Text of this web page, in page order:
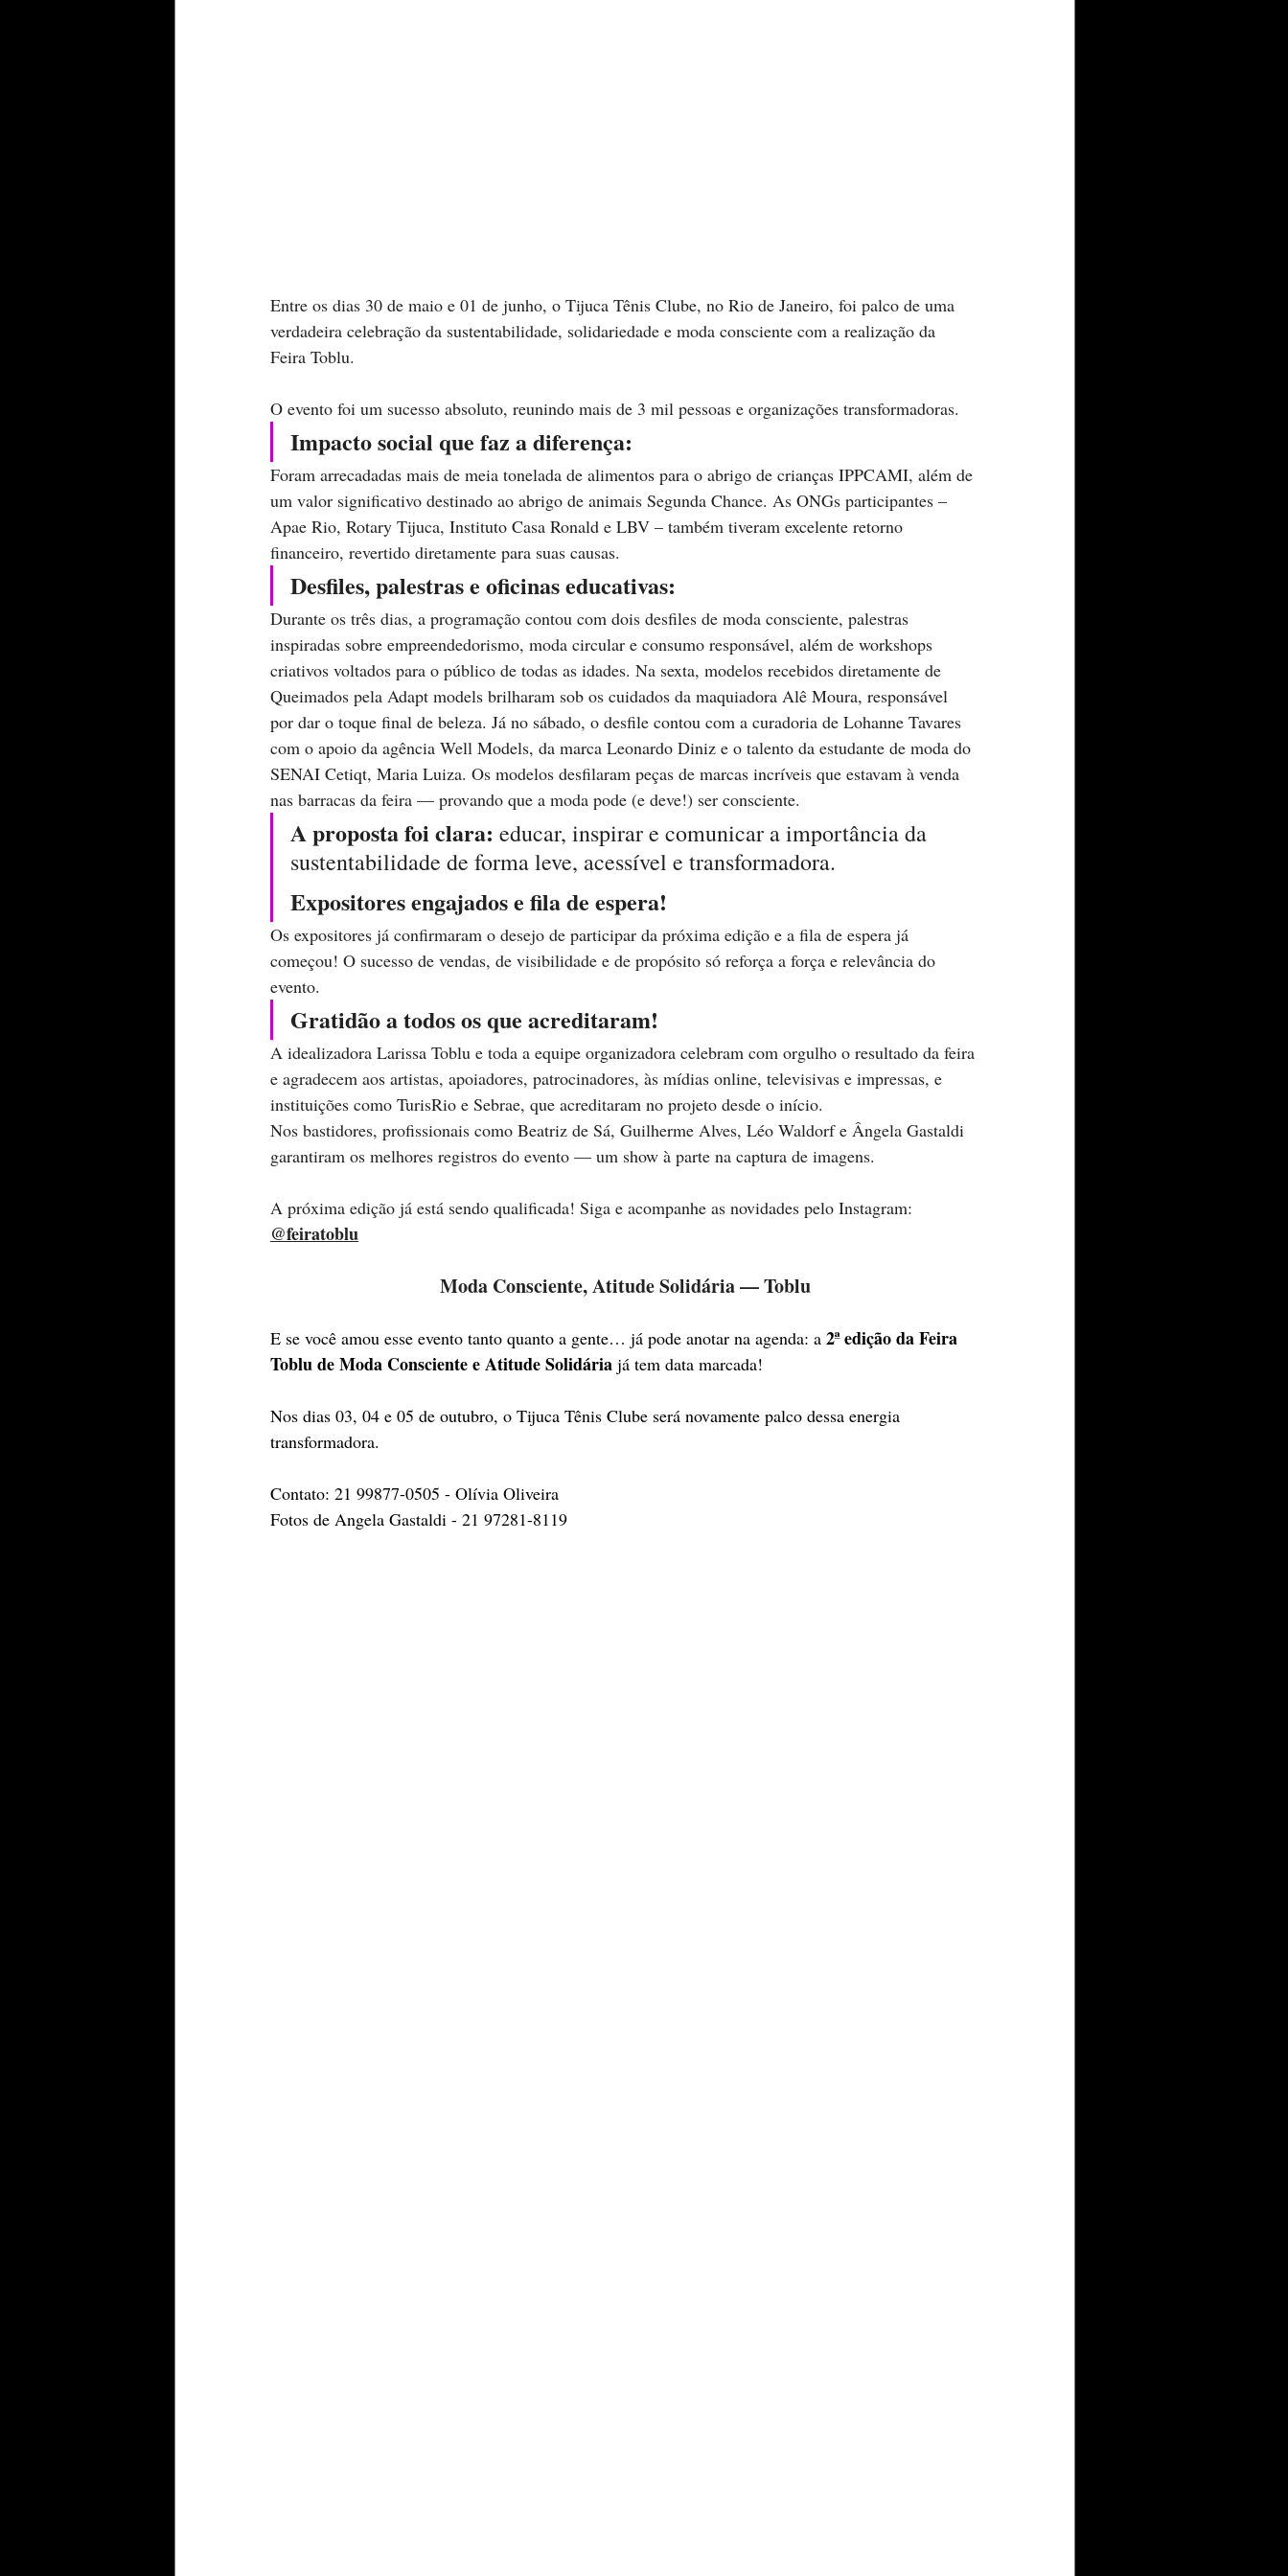
Entre os dias 30 de maio e 01 de junho, o Tijuca Tênis Clube, no Rio de Janeiro, foi palco de uma
verdadeira celebração da sustentabilidade, solidariedade e moda consciente com a realização da
Feira Toblu.
O evento foi um sucesso absoluto, reunindo mais de 3 mil pessoas e organizações transformadoras.
Impacto social que faz a diferença:
Foram arrecadadas mais de meia tonelada de alimentos para o abrigo de crianças IPPCAMI, além de
um valor significativo destinado ao abrigo de animais Segunda Chance. As ONGs participantes –
Apae Rio, Rotary Tijuca, Instituto Casa Ronald e LBV – também tiveram excelente retorno
financeiro, revertido diretamente para suas causas.
Desfiles, palestras e oficinas educativas:
Durante os três dias, a programação contou com dois desfiles de moda consciente, palestras
inspiradas sobre empreendedorismo, moda circular e consumo responsável, além de workshops
criativos voltados para o público de todas as idades. Na sexta, modelos recebidos diretamente de
Queimados pela Adapt models brilharam sob os cuidados da maquiadora Alê Moura, responsável
por dar o toque final de beleza. Já no sábado, o desfile contou com a curadoria de Lohanne Tavares
com o apoio da agência Well Models, da marca Leonardo Diniz e o talento da estudante de moda do
SENAI Cetiqt, Maria Luiza. Os modelos desfilaram peças de marcas incríveis que estavam à venda
nas barracas da feira — provando que a moda pode (e deve!) ser consciente.
A proposta foi clara: educar, inspirar e comunicar a importância da
sustentabilidade de forma leve, acessível e transformadora.
Expositores engajados e fila de espera!
Os expositores já confirmaram o desejo de participar da próxima edição e a fila de espera já
começou! O sucesso de vendas, de visibilidade e de propósito só reforça a força e relevância do
evento.
Gratidão a todos os que acreditaram!
A idealizadora Larissa Toblu e toda a equipe organizadora celebram com orgulho o resultado da feira
e agradecem aos artistas, apoiadores, patrocinadores, às mídias online, televisivas e impressas, e
instituições como TurisRio e Sebrae, que acreditaram no projeto desde o início.
Nos bastidores, profissionais como Beatriz de Sá, Guilherme Alves, Léo Waldorf e Ângela Gastaldi
garantiram os melhores registros do evento — um show à parte na captura de imagens.
A próxima edição já está sendo qualificada! Siga e acompanhe as novidades pelo Instagram:
@feiratoblu
Moda Consciente, Atitude Solidária — Toblu
E se você amou esse evento tanto quanto a gente… já pode anotar na agenda: a 2ª edição da Feira
Toblu de Moda Consciente e Atitude Solidária já tem data marcada!
Nos dias 03, 04 e 05 de outubro, o Tijuca Tênis Clube será novamente palco dessa energia
transformadora.
Contato: 21 99877-0505 - Olívia Oliveira
Fotos de Angela Gastaldi - 21 97281-8119